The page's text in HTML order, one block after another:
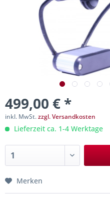
499,00 € *
inkl. MwSt.zzgl. Versandkosten
Lieferzeit ca. 1-4 Werktage
Merken